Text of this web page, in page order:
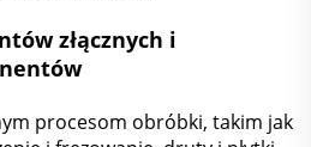
złącznych i
procesom obróbki, takim jak